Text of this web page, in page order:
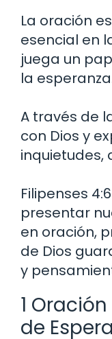
La oración
esencial en
juega un
la
A través de
con Dios y
inquietudes,
Filipenses
presentar
en oración,
de Dios
y
1
de